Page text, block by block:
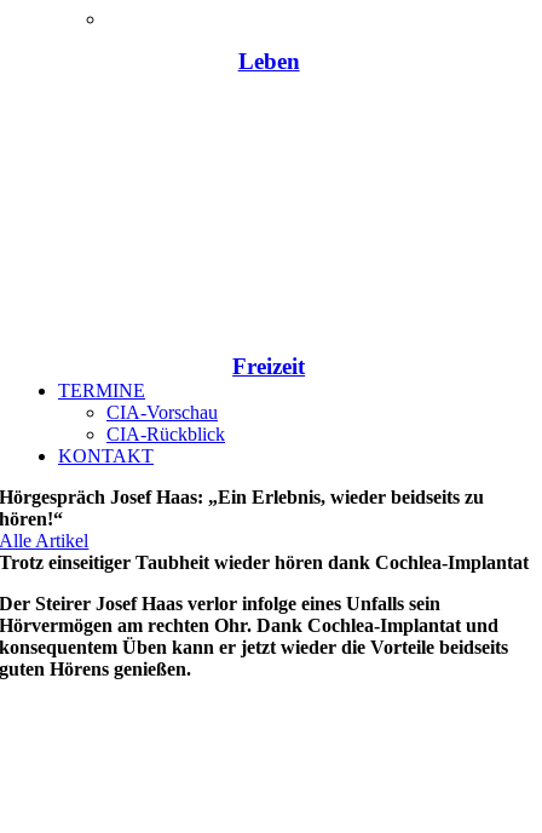
Leben
Freizeit
TERMINE
CIA-Vorschau
CIA-Rückblick
KONTAKT
Hörgespräch Josef Haas: „Ein Erlebnis, wieder beidseits zu
hören!“
Alle Artikel
Trotz einseitiger Taubheit wieder hören dank Cochlea-Implantat
Der Steirer Josef Haas verlor infolge eines Unfalls sein
Hörvermögen am rechten Ohr. Dank Cochlea-Implantat und
konsequentem Üben kann er jetzt wieder die Vorteile beidseits
guten Hörens genießen.